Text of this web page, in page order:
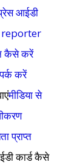
आईडी
reporter
कैसे करें
करें
मीडिया से
प्राप्त
कार्ड कैसे